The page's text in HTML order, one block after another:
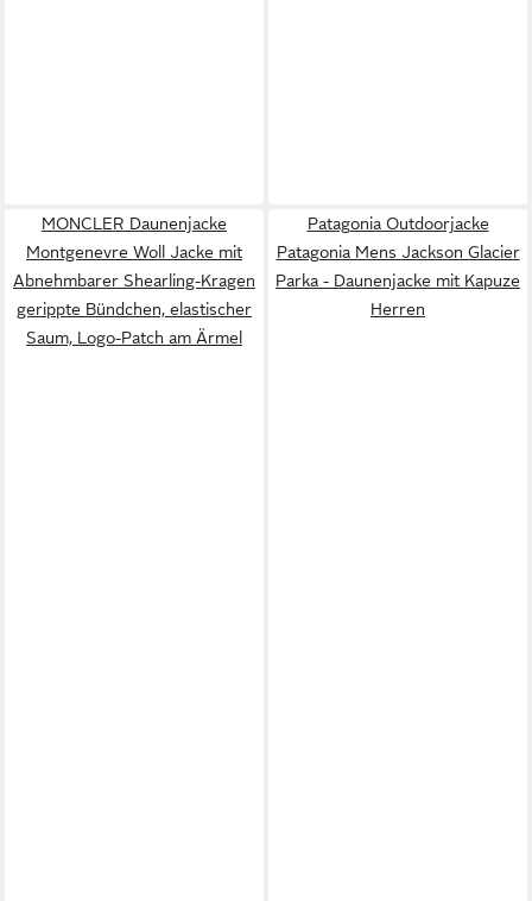
MONCLER Daunenjacke
Montgenevre Woll Jacke mit
Abnehmbarer Shearling-Kragen
gerippte Bündchen, elastischer
Saum, Logo-Patch am Ärmel
Patagonia Outdoorjacke
Patagonia Mens Jackson Glacier
Parka - Daunenjacke mit Kapuze
Herren